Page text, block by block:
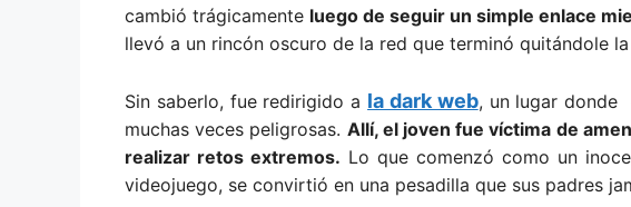
cambió trágicamente luego de seguir un simple enlace
llevó a un rincón oscuro de la red que terminó quitándole
Sin saberlo, fue redirigido a la dark web, un lugar donde
muchas veces peligrosas. Allí, el joven fue víctima de
realizar retos extremos. Lo que comenzó como un
videojuego, se convirtió en una pesadilla que sus padres